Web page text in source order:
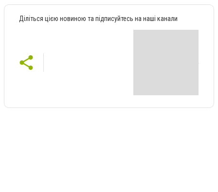
Діліться цією новиною та підписуйтесь на наші канали